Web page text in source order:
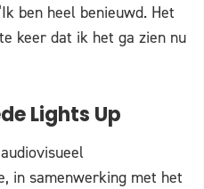
ben heel benieuwd. Het
keer dat ik het ga zien nu
Lights Up
in samenwerking met het